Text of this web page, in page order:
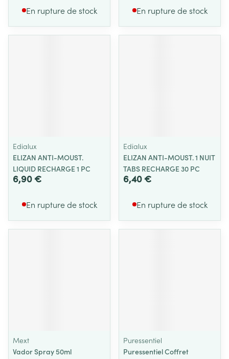
En rupture de stock En rupture de stock
Edialux
ELIZAN ANTI-MOUST.
LIQUID RECHARGE 1 PC
6,90 €
En rupture de stock
Edialux
ELIZAN ANTI-MOUST. 1 NUIT
TABS RECHARGE 30 PC
6,40 €
En rupture de stock
Mext
Vador Spray 50ml
Puressentiel
Puressentiel Coffret